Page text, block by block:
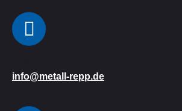
info@metall-repp.de